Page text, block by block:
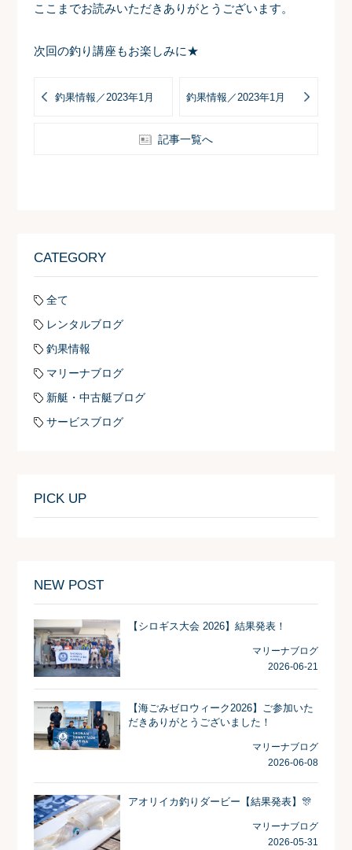
ここまでお読みいただきありがとうございます。
次回の釣り講座もお楽しみに★
釣果情報／2023年1月 釣果情報／2023年1月
記事一覧へ
CATEGORY
全て
レンタルブログ
釣果情報
マリーナブログ
新艇・中古艇ブログ
サービスブログ
PICK UP
NEW POST
【シロギス大会 2026】結果発表！
マリーナブログ
2026-06-21
【海ごみゼロウィーク2026】ご参加いた
だきありがとうございました！
マリーナブログ
2026-06-08
アオリイカ釣りダービー【結果発表】🎊
マリーナブログ
2026-05-31